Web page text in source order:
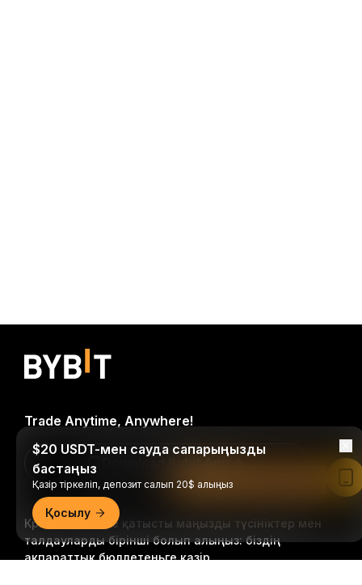
Крипто әлеміне қатысты маңызды түсініктер мен
талдауларды бірінші болып алыңыз: біздің
ақпараттық бюллетеньге қазір
Trade Anytime, Anywhere!
$20 USDT-мен сауда сапарыңызды
бастаңыз
Қазір тіркеліп, депозит салып 20$ алыңыз
Қосылу
Bybit қолданбасында оқу